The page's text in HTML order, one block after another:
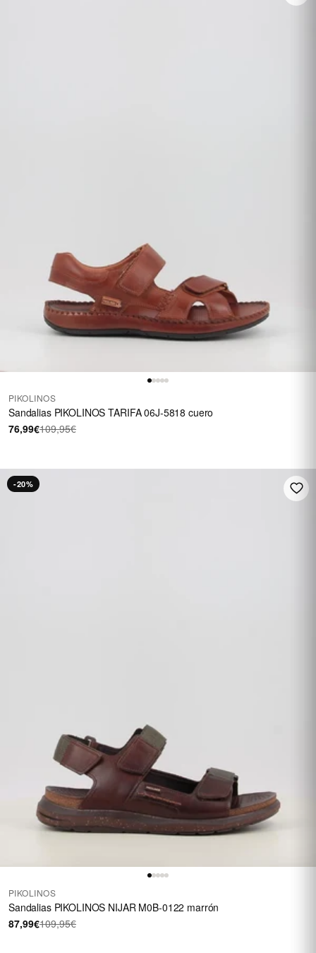
PIKOLINOS
Sandalias PIKOLINOS TARIFA 06J-5818 cuero
76,99€109,95€
-20%
PIKOLINOS
Sandalias PIKOLINOS NIJAR M0B-0122 marrón
87,99€109,95€